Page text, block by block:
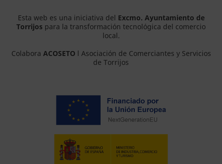
Esta web es una iniciativa del Excmo. Ayuntamiento de
Torrijos para la transformación tecnológica del comercio
local.
Colabora ACOSETO l Asociación de Comerciantes y Servicios
de Torrijos